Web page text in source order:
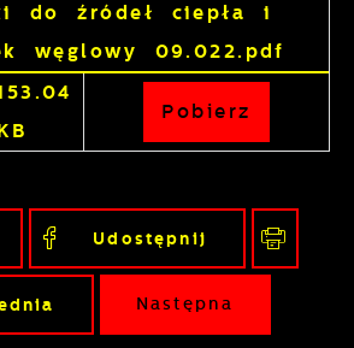
do źródeł ciepła i
węglowy 09.022.pdf
Pobierz
Udostępnij
Następna